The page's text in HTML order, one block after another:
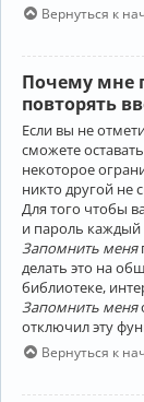
Вернуться к
Почему мне
повторять
Если вы не
сможете
некоторое
никто другой не
Для того чтобы
и пароль
Запомнить меня
делать это на
библиотеке,
Запомнить меня
отключил эту
Вернуться к